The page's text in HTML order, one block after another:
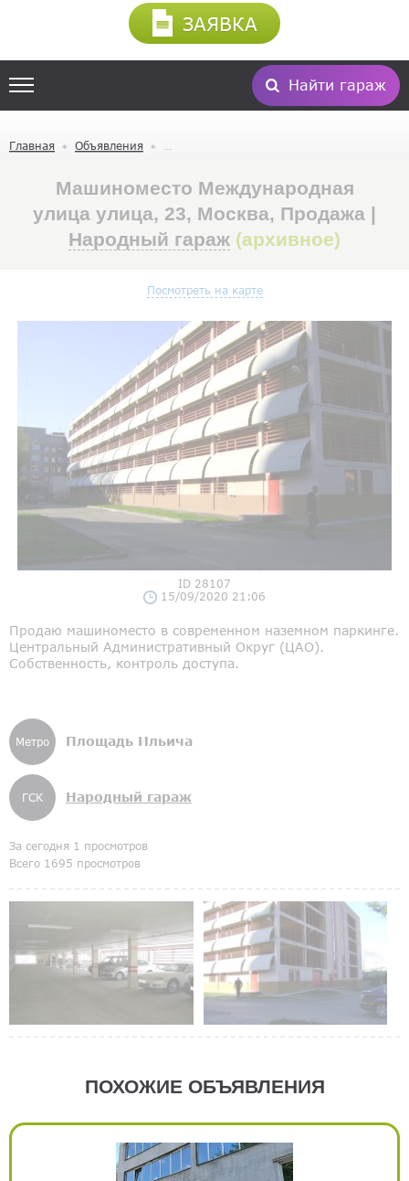
Найти гараж
ЗАЯВКА
Главная Объявления
Машиноместо Международная
улица улица, 23, Москва, Продажа |
Народный гараж (архивное)
Посмотреть на карте
ID 28107
15/09/2020 21:06
Продаю машиноместо в современном наземном паркинге.
Центральный Административный Округ (ЦАО).
Собственность, контроль доступа.
Метро Площадь Ильича
ГСК Народный гараж
За сегодня 1 просмотров
Всего 1695 просмотров
ПОХОЖИЕ ОБЪЯВЛЕНИЯ